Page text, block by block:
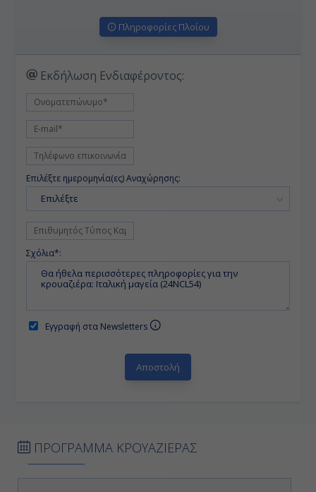
Πληροφορίες Πλοίου
Εκδήλωση Ενδιαφέροντος:
Επιλέξτε ημερομηνία(ες) Αναχώρησης:
Επιλέξτε
Σχόλια*:
Εγγραφή στα Newsletters
ΠΡΟΓΡΑΜΜΑ ΚΡΟΥΑΖΙΕΡΑΣ